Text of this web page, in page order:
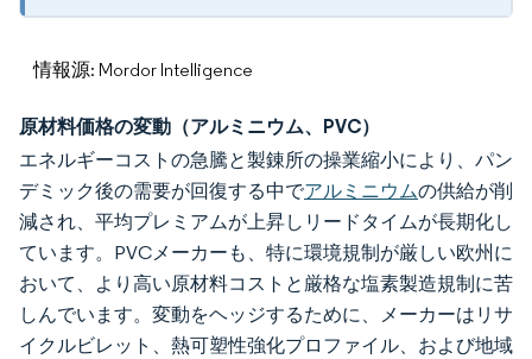
情報源: Mordor Intelligence
原材料価格の変動（アルミニウム、PVC）
エネルギーコストの急騰と製錬所の操業縮小により、パン
デミック後の需要が回復する中でアルミニウムの供給が削
減され、平均プレミアムが上昇しリードタイムが長期化し
ています。PVCメーカーも、特に環境規制が厳しい欧州に
おいて、より高い原材料コストと厳格な塩素製造規制に苦
しんでいます。変動をヘッジするために、メーカーはリサ
イクルビレット、熱可塑性強化プロファイル、および地域